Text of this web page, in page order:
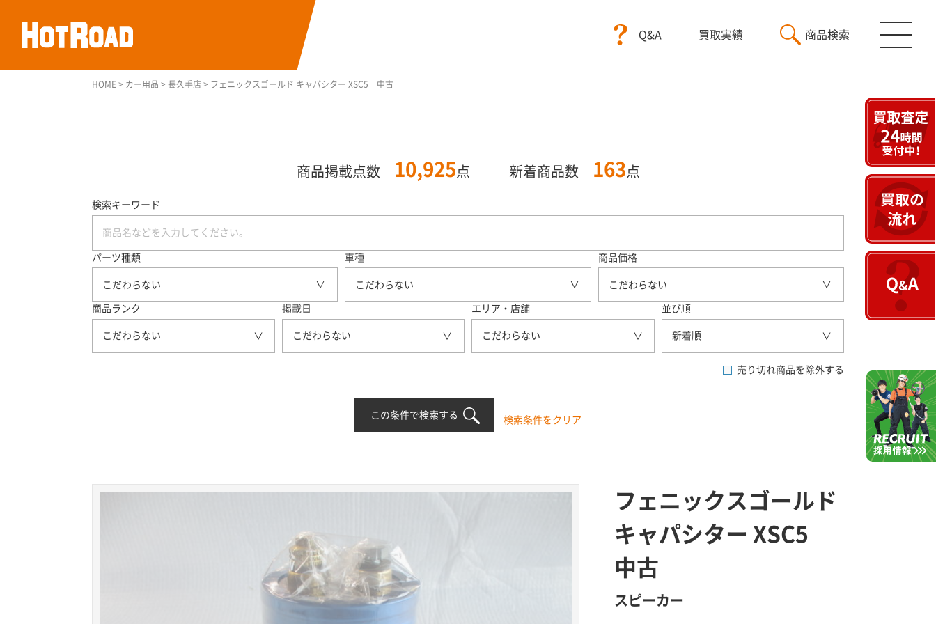
Q&A 買取実績 商品検索
HOME > カー用品 > 長久手店 > フェニックスゴールド キャパシター XSC5 中古
商品掲載点数 10,925 点 新着商品数 163 点
検索キーワード
パーツ種類
こだわらない
車種
こだわらない
商品価格
こだわらない
商品ランク
こだわらない
掲載日
こだわらない
エリア・店舗
こだわらない
並び順
新着順
売り切れ商品を除外する
この条件で検索する 検索条件をクリア
フェニックスゴールド
キャパシター XSC5
中古
スピーカー